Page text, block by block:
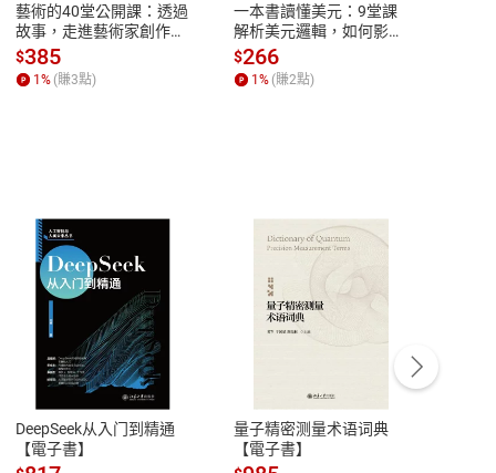
性
客服資訊
服務時間：週一到週五 10:00-12:00、
13:00-17:00 (國定假日及例假日休息)
客服電話：0080-1857077
藝術的40堂公開課：透過
故事，走進藝術家創作現
場，看藝術如何誕生、如
何形塑人類生活【電子
書】
$385
1% (賺3點)
一本書讀懂美元：9堂課
解析美元邏輯，如何影響
全球經濟和每個人的投資
【電子書】
$266
1% (賺2點)
DeepSeek从入门到精通
【電子書】
量子精密测量术语词典
【電子書】